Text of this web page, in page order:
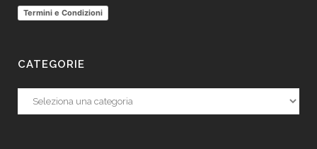
Termini e Condizioni
CATEGORIE
Categorie